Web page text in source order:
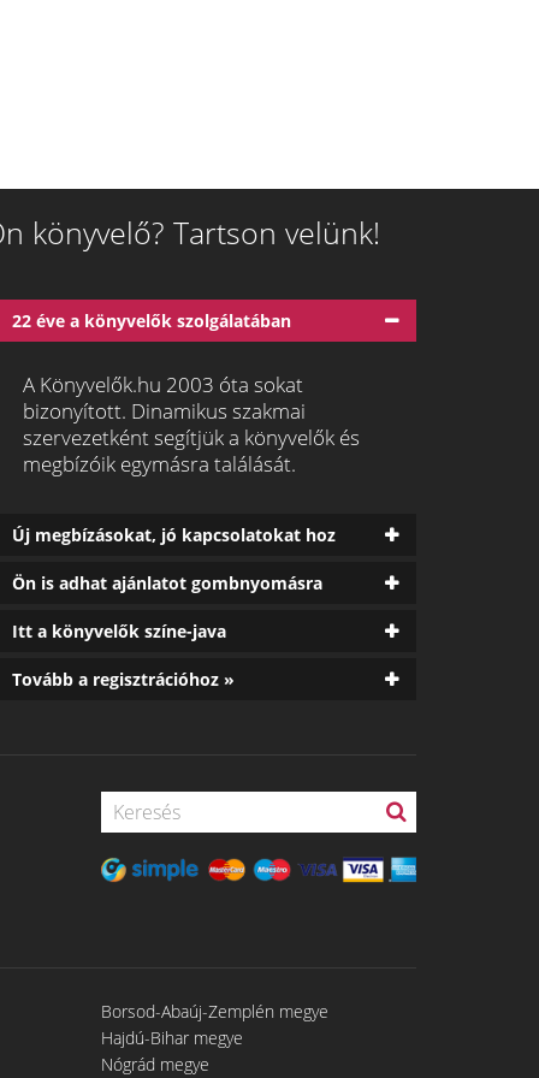
könyvelő? Tartson velünk!
22 éve a könyvelők szolgálatában
A Könyvelők.hu 2003 óta sokat
bizonyított. Dinamikus szakmai
szervezetként segítjük a könyvelők és
megbízóik egymásra találását.
Új megbízásokat, jó kapcsolatokat hoz
Ön is adhat ajánlatot gombnyomásra
Itt a könyvelők színe-java
Tovább a regisztrációhoz »
Borsod-Abaúj-Zemplén megye
Hajdú-Bihar megye
Nógrád megye